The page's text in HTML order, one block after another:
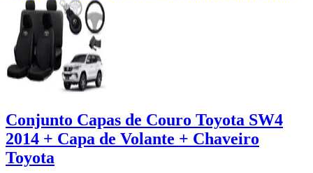
Conjunto Capas de Couro Toyota SW4
2014 + Capa de Volante + Chaveiro
Toyota